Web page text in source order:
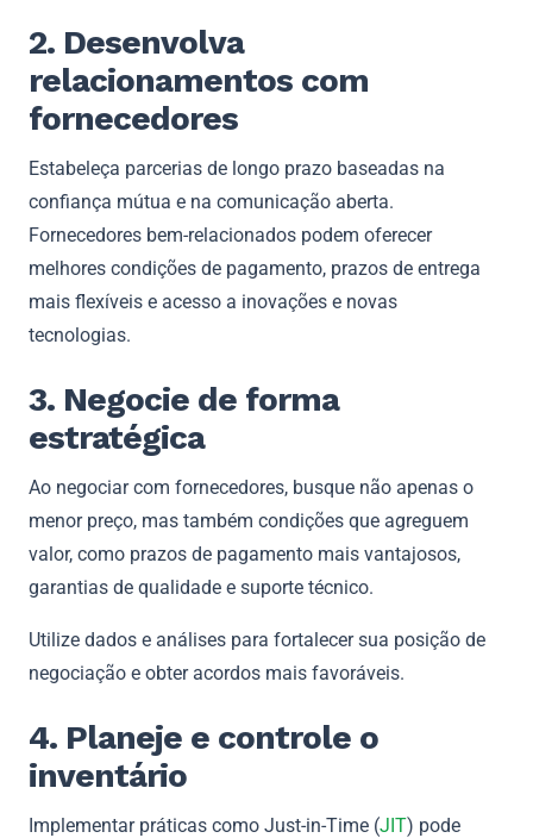
2. Desenvolva
relacionamentos com
fornecedores
Estabeleça parcerias de longo prazo baseadas na
confiança mútua e na comunicação aberta.
Fornecedores bem-relacionados podem oferecer
melhores condições de pagamento, prazos de entrega
mais flexíveis e acesso a inovações e novas
tecnologias.
3. Negocie de forma
estratégica
Ao negociar com fornecedores, busque não apenas o
menor preço, mas também condições que agreguem
valor, como prazos de pagamento mais vantajosos,
garantias de qualidade e suporte técnico.
Utilize dados e análises para fortalecer sua posição de
negociação e obter acordos mais favoráveis.
4. Planeje e controle o
inventário
Implementar práticas como Just-in-Time (JIT) pode